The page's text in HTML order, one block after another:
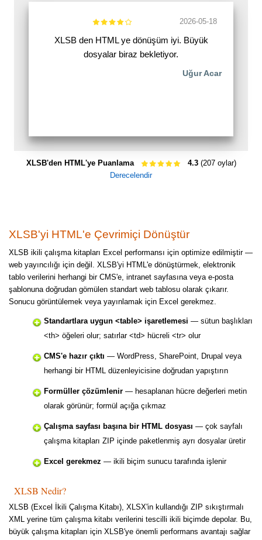
2026-05-18
XLSB den HTML ye dönüşüm iyi. Büyük
dosyalar biraz bekletiyor.
Uğur Acar
XLSB'den HTML'ye Puanlama 4.3(207 oylar)
Derecelendir
XLSB'yi HTML'e Çevrimiçi Dönüştür
XLSB ikili çalışma kitapları Excel performansı için optimize edilmiştir —
web yayıncılığı için değil. XLSB'yi HTML'e dönüştürmek, elektronik
tablo verilerini herhangi bir CMS'e, intranet sayfasına veya e-posta
şablonuna doğrudan gömülen standart web tablosu olarak çıkarır.
Sonucu görüntülemek veya yayınlamak için Excel gerekmez.
Standartlara uygun <table> işaretlemesi — sütun başlıkları
<th> öğeleri olur; satırlar <td> hücreli <tr> olur
CMS'e hazır çıktı — WordPress, SharePoint, Drupal veya
herhangi bir HTML düzenleyicisine doğrudan yapıştırın
Formüller çözümlenir — hesaplanan hücre değerleri metin
olarak görünür; formül açığa çıkmaz
Çalışma sayfası başına bir HTML dosyası — çok sayfalı
çalışma kitapları ZIP içinde paketlenmiş ayrı dosyalar üretir
Excel gerekmez — ikili biçim sunucu tarafında işlenir
XLSB Nedir?
XLSB (Excel İkili Çalışma Kitabı), XLSX'in kullandığı ZIP sıkıştırmalı
XML yerine tüm çalışma kitabı verilerini tescilli ikili biçimde depolar. Bu,
büyük çalışma kitapları için XLSB'ye önemli performans avantajı sağlar